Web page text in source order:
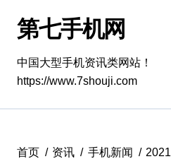
第七手机网
中国大型手机资讯类网站！
https://www.7shouji.com
首页 资讯 手机新闻
2021